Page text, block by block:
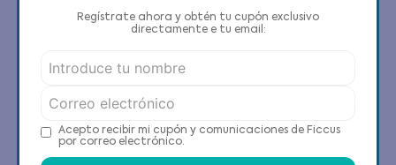
Valparaíso
Regístrate ahora y obtén tu cupón exclusivo
directamente e tu email:
Acepto recibir mi cupón y comunicaciones de Ficcus
por correo electrónico.